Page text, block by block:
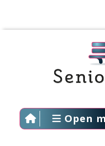
Open